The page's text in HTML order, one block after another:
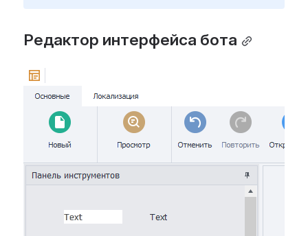
Редактор интерфейса бота
Open